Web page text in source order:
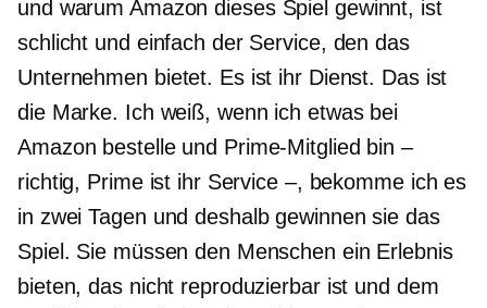
und warum Amazon dieses Spiel gewinnt, ist
schlicht und einfach der Service, den das
Unternehmen bietet. Es ist ihr Dienst. Das ist
die Marke. Ich weiß, wenn ich etwas bei
Amazon bestelle und Prime-Mitglied bin –
richtig, Prime ist ihr Service –, bekomme ich es
in zwei Tagen und deshalb gewinnen sie das
Spiel. Sie müssen den Menschen ein Erlebnis
bieten, das nicht reproduzierbar ist und dem